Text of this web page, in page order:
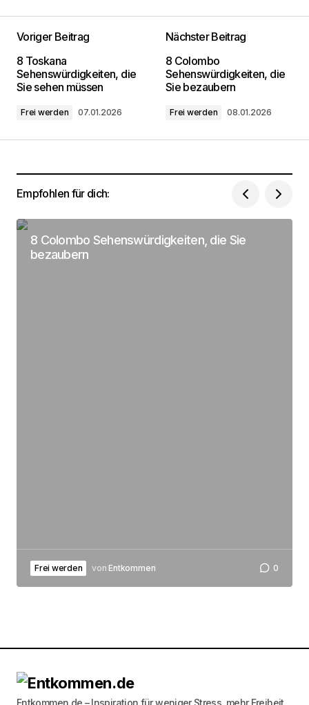
Deine E-Mail-Adresse wird nicht
veröffentlicht.
Erforderliche Felder sind mit
markiert
Kommentar*
Dein Name*
Deine Email Adresse*
Voriger Beitrag
8 Toskana
Sehenswürdigkeiten, die
Sie sehen müssen
Frei werden 07.01.2026
Nächster Beitrag
8 Colombo
Sehenswürdigkeiten, die
Sie bezaubern
Frei werden 08.01.2026
Empfohlen für dich:
8 Colombo Sehenswürdigkeiten, die Sie
bezaubern
Frei werden von Entkommen 0